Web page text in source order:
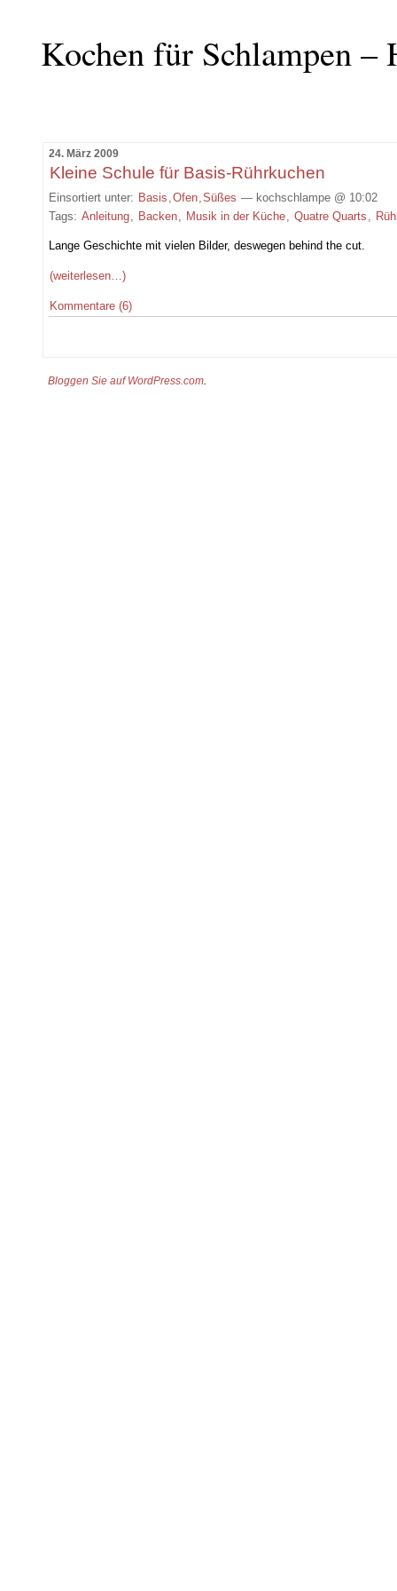
Kochen für Schlampen
24. März 2009
Kleine Schule für Basis-Rührkuchen
Einsortiert unter: Basis Ofen Süßes — kochschlampe @ 10:02
Tags: Anleitung Backen Musik in der Küche Quatre Quarts
Lange Geschichte mit vielen Bilder, deswegen behind the cut.
(weiterlesen…)
Kommentare (6)
Bloggen Sie auf WordPress.com.